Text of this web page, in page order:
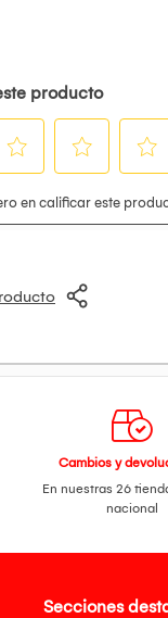
Cambios y
En nuestras 26
nacional
Secciones